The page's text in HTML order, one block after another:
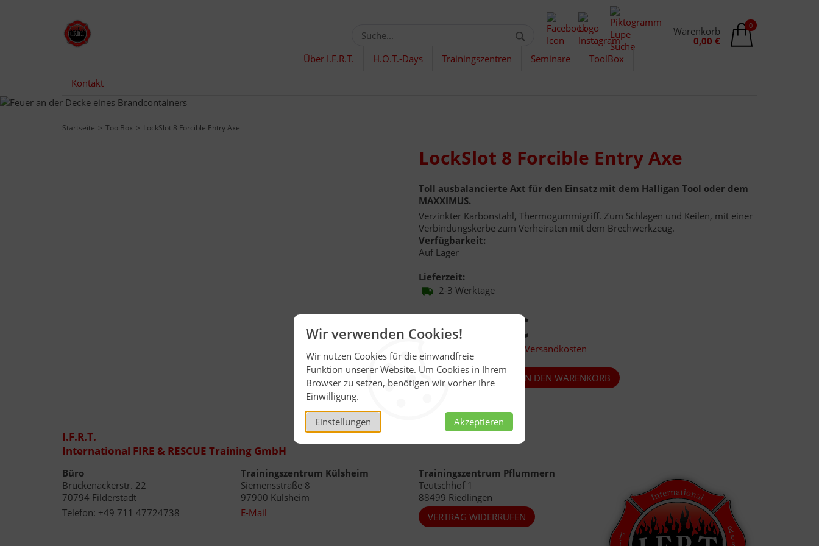
Wir verwenden Cookies!
Wir nutzen Cookies für die einwandfreie
Funktion unserer Website. Um Cookies in Ihrem
Browser zu setzen, benötigen wir vorher Ihre
Einwilligung.
Einstellungen Akzeptieren
0
Warenkorb
0,00 €
Über I.F.R.T.
H.O.T.-Days Trainingszentren Seminare
ToolBox
Kontakt
Startseite ToolBox LockSlot 8 Forcible Entry Axe
LockSlot 8 Forcible Entry Axe
Toll ausbalancierte Axt für den Einsatz mit dem Halligan Tool oder dem
MAXXIMUS.
Verzinkter Karbonstahl, Thermogummigriff. Zum Schlagen und Keilen, mit einer
Verbindungskerbe zum Verheiraten mit dem Brechwerkzeug.
Verfügbarkeit:
Auf Lager
Lieferzeit:
2-3 Werktage
329,00 €
Versandkosten
Anzahl
I.F.R.T.
International FIRE & RESCUE Training GmbH
Büro
Bruckenackerstr. 22
70794 Filderstadt
Telefon: +49 711 47724738
Trainingszentrum Külsheim
Siemensstraße 8
97900 Külsheim
E-Mail
Trainingszentrum Pflummern
Teutschhof 1
88499 Riedlingen
VERTRAG WIDERRUFEN